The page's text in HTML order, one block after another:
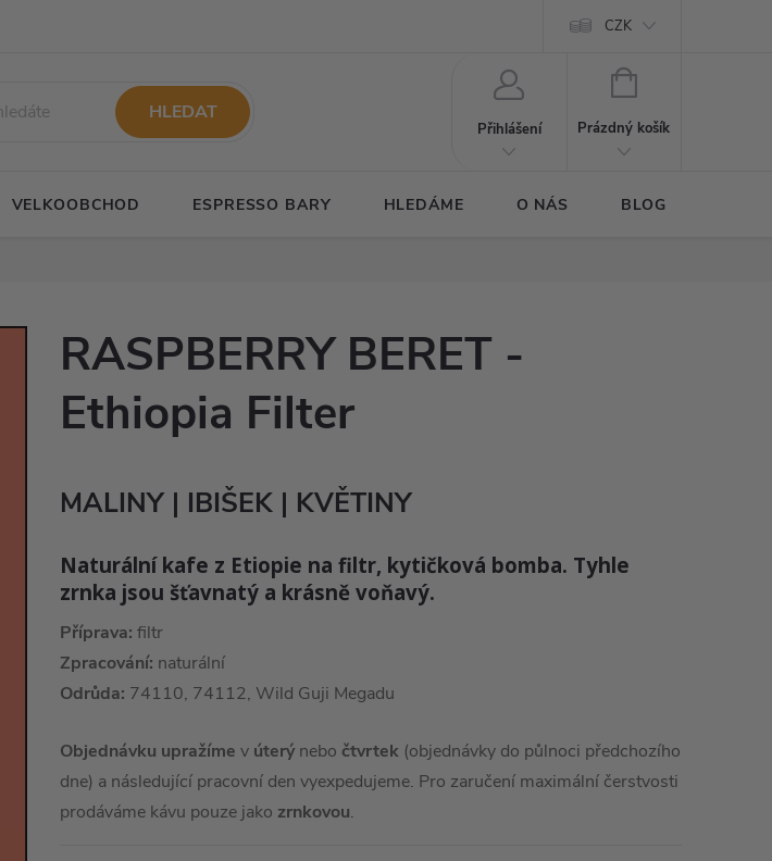
CZK
HLEDAT
Přihlášení
NÁKUPNÍ
Prázdný košík
VELKOOBCHOD ESPRESSO BARY HLEDÁME O NÁS BLOG
RASPBERRY BERET -
Ethiopia Filter
MALINY | IBIŠEK | KVĚTINY
Naturální kafe z Etiopie na filtr, kytičková bomba. Tyhle
zrnka jsou šťavnatý a krásně voňavý.
Příprava: filtr
Zpracování: naturální
Odrůda: 74110, 74112, Wild Guji Megadu
Objednávku upražíme v úterý nebo čtvrtek (objednávky do půlnoci předchozího
dne) a následující pracovní den vyexpedujeme. Pro zaručení maximální čerstvosti
prodáváme kávu pouze jako zrnkovou.